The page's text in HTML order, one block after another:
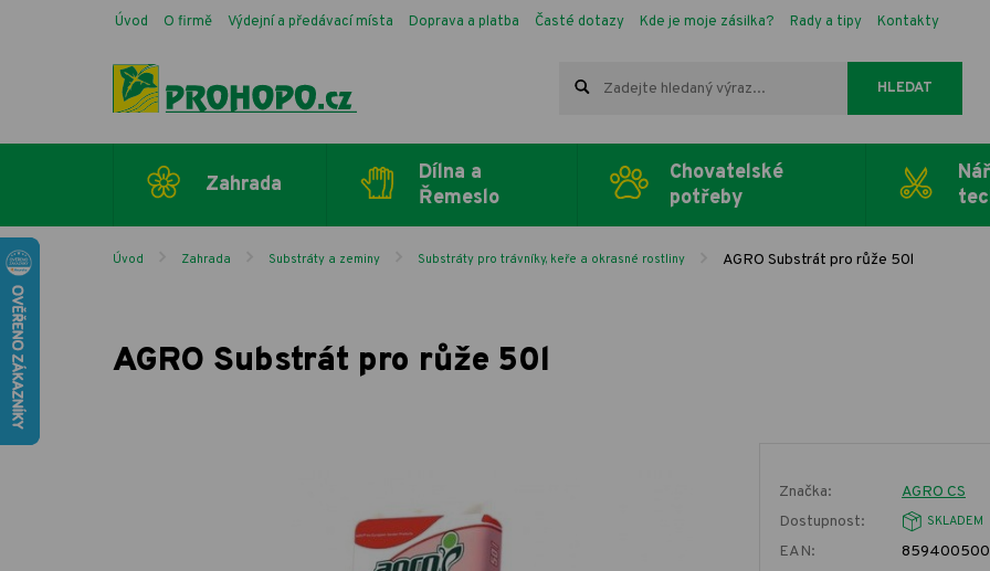
Úvod O firmě Výdejní a předávací místa Doprava a platba Časté dotazy Kde je moje zásilka? Rady a tipy Kontakty
HLEDAT
Zahrada
Dílna a
Řemeslo
Chovatelské
potřeby
Úvod Zahrada Substráty a zeminy Substráty pro trávníky, keře a okrasné rostliny AGRO Substrát pro růže 50l
AGRO Substrát pro růže 50l
Značka:
AGRO CS
Dostupnost:
SKLADEM
EAN: